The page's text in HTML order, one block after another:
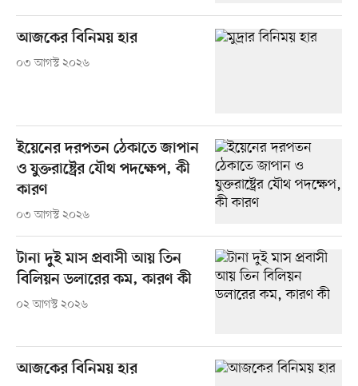
আজকের বিনিময় হার
০৩ আগস্ট ২০২৬
ইয়েনের দরপতন ঠেকাতে জাপান
ও যুক্তরাষ্ট্রের যৌথ পদক্ষেপ, কী
কারণ
০৩ আগস্ট ২০২৬
টানা দুই মাস প্রবাসী আয় তিন
বিলিয়ন ডলারের কম, কারণ কী
০২ আগস্ট ২০২৬
আজকের বিনিময় হার